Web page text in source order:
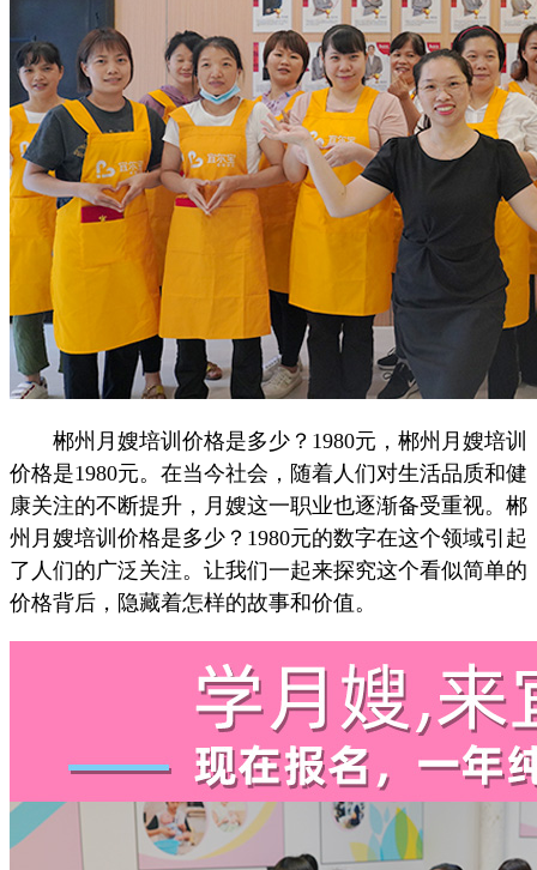
郴州月嫂培训价格是多少？1980元，郴州月嫂培训
价格是1980元。在当今社会，随着人们对生活品质和健
康关注的不断提升，月嫂这一职业也逐渐备受重视。郴
州月嫂培训价格是多少？1980元的数字在这个领域引起
了人们的广泛关注。让我们一起来探究这个看似简单的
价格背后，隐藏着怎样的故事和价值。